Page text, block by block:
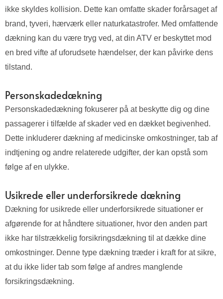
ikke skyldes kollision. Dette kan omfatte skader forårsaget af
brand, tyveri, hærværk eller naturkatastrofer. Med omfattende
dækning kan du være tryg ved, at din ATV er beskyttet mod
en bred vifte af uforudsete hændelser, der kan påvirke dens
tilstand.
Personskadedækning
Personskadedækning fokuserer på at beskytte dig og dine
passagerer i tilfælde af skader ved en dækket begivenhed.
Dette inkluderer dækning af medicinske omkostninger, tab af
indtjening og andre relaterede udgifter, der kan opstå som
følge af en ulykke.
Usikrede eller underforsikrede dækning
Dækning for usikrede eller underforsikrede situationer er
afgørende for at håndtere situationer, hvor den anden part
ikke har tilstrækkelig forsikringsdækning til at dække dine
omkostninger. Denne type dækning træder i kraft for at sikre,
at du ikke lider tab som følge af andres manglende
forsikringsdækning.